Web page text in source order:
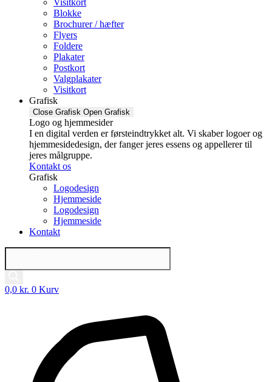
Blokke
Brochurer / hæfter
Flyers
Foldere
Plakater
Postkort
Valgplakater
Visitkort
Grafisk
Close Grafisk Open Grafisk
Logo og hjemmesider
I en digital verden er førsteindtrykket alt. Vi skaber logoer og
hjemmesidedesign, der fanger jeres essens og appellerer til
jeres målgruppe.
Kontakt os
Grafisk
Logodesign
Hjemmeside
Logodesign
Hjemmeside
Kontakt
Products
0,0 kr. 0 Kurv